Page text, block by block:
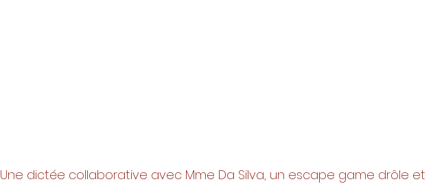
Une dictée collaborative avec Mme Da Silva, un escape game drôle et